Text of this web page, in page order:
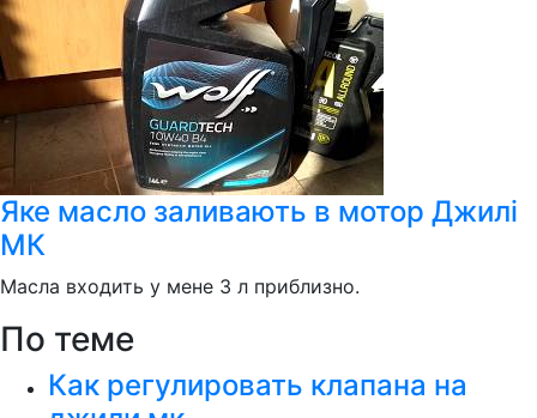
Яке масло заливають в мотор Джилі
МК
Масла входить у мене 3 л приблизно.
По теме
Как регулировать клапана на